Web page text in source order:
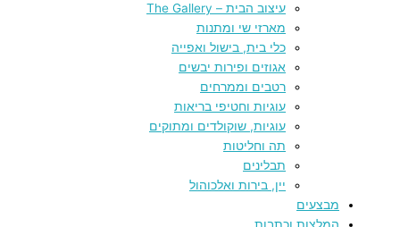
עיצוב הבית – The Gallery
מארזי שי ומתנות
כלי בית, בישול ואפייה
אגוזים ופירות יבשים
רטבים וממרחים
עוגיות וחטיפי בריאות
עוגיות, שוקולדים ומתוקים
תה וחליטות
תבלינים
יין, בירות ואלכוהול
מבצעים